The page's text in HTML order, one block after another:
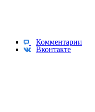
Комментарии
Вконтакте